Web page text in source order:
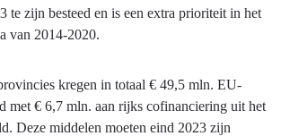
te zijn besteed en is een extra prioriteit in het
van 2014-2020.
kregen in totaal € 49,5 mln. EU-
met € 6,7 mln. aan rijks cofinanciering uit het
Deze middelen moeten eind 2023 zijn